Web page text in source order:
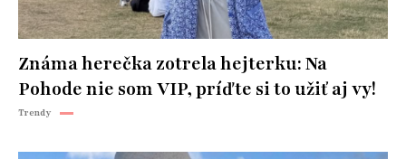
Známa herečka zotrela hejterku: Na
Pohode nie som VIP, príďte si to užiť aj vy!
Trendy